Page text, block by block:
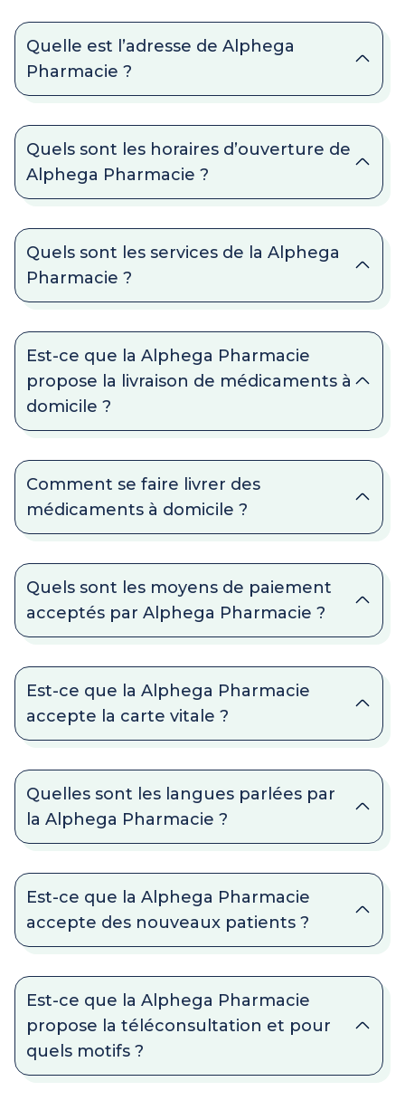
Quelle est l’adresse de Alphega
Pharmacie ?
Quels sont les horaires d’ouverture de
Alphega Pharmacie ?
Quels sont les services de la Alphega
Pharmacie ?
Est-ce que la Alphega Pharmacie
propose la livraison de médicaments à
domicile ?
Comment se faire livrer des
médicaments à domicile ?
Quels sont les moyens de paiement
acceptés par Alphega Pharmacie ?
Est-ce que la Alphega Pharmacie
accepte la carte vitale ?
Quelles sont les langues parlées par
la Alphega Pharmacie ?
Est-ce que la Alphega Pharmacie
accepte des nouveaux patients ?
Est-ce que la Alphega Pharmacie
propose la téléconsultation et pour
quels motifs ?